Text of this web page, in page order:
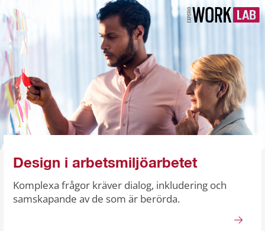
Design i arbetsmiljöarbetet
Komplexa frågor kräver dialog, inkludering och
samskapande av de som är berörda.